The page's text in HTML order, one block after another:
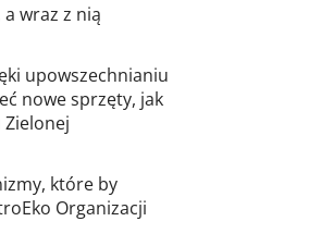
wraz z nią
upowszechnianiu
nowe sprzęty, jak
Zielonej
które by
Organizacji